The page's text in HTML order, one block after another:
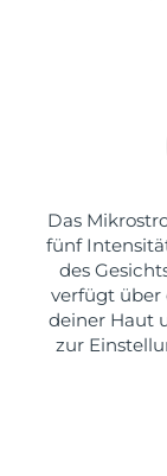
Das
fünf
des
verfügt über
deiner Haut
zur